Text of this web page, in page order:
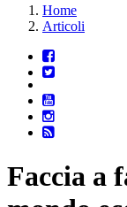
Home
Articoli
Faccia a